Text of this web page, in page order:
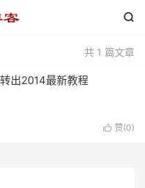

共 1 篇文章
出2014最新教程
 赞(0)